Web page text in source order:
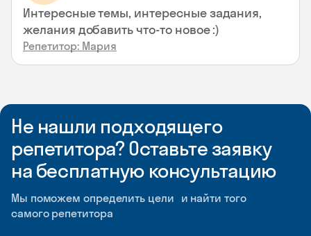
Интересные темы, интересные задания,
желания добавить что-то новое :)
Репетитор: Мария
Не нашли подходящего
репетитора? Оставьте заявку
на бесплатную консультацию
Мы поможем определить цели и найти того
самого репетитора